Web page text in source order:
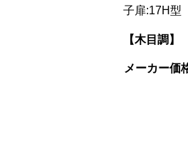
子扉:17H
【木目調】
メーカー価